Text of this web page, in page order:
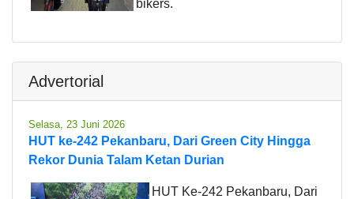
bikers.
Advertorial
Selasa, 23 Juni 2026
HUT ke-242 Pekanbaru, Dari Green City Hingga
Rekor Dunia Talam Ketan Durian
HUT Ke-242 Pekanbaru, Dari